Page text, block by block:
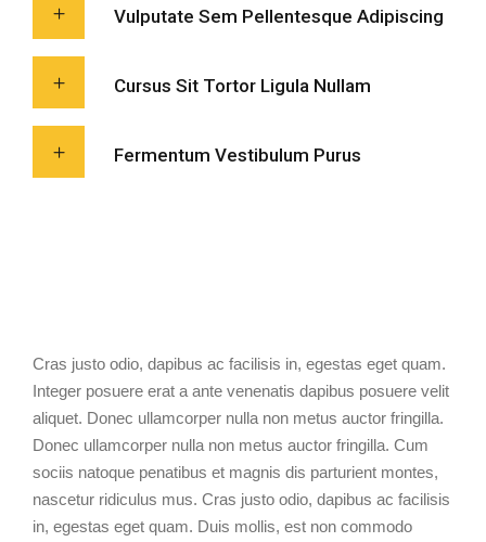
Vulputate Sem Pellentesque Adipiscing
Cursus Sit Tortor Ligula Nullam
Fermentum Vestibulum Purus
Cras justo odio, dapibus ac facilisis in, egestas eget quam.
Integer posuere erat a ante venenatis dapibus posuere velit
aliquet. Donec ullamcorper nulla non metus auctor fringilla.
Donec ullamcorper nulla non metus auctor fringilla. Cum
sociis natoque penatibus et magnis dis parturient montes,
nascetur ridiculus mus. Cras justo odio, dapibus ac facilisis
in, egestas eget quam. Duis mollis, est non commodo